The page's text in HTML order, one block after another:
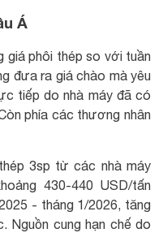
Á
giá phôi thép so với tuần
đưa ra giá chào mà yêu
tiếp do nhà máy đã có
phía các thương nhân
3sp từ các nhà máy
430-440 USD/tấn
- tháng 1/2026, tăng
cung hạn chế do